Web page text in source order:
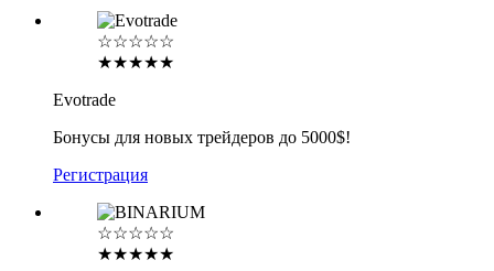
☆☆☆☆☆
★★★★★
Evotrade
Бонусы для новых трейдеров до 5000$!
Регистрация
☆☆☆☆☆
★★★★★